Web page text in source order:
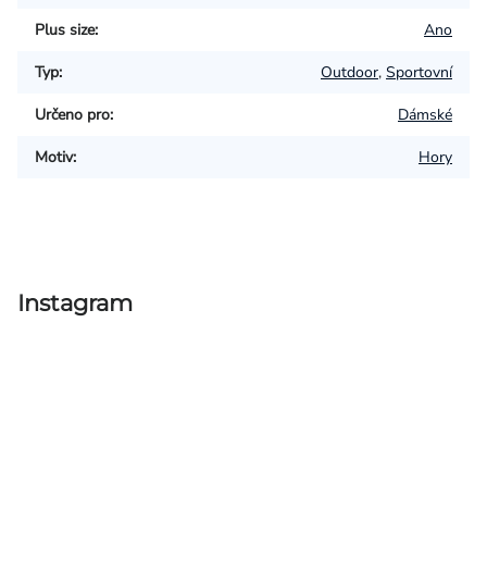
Plus size: Ano
Typ: Outdoor, Sportovní
Určeno pro: Dámské
Motiv: Hory
Instagram